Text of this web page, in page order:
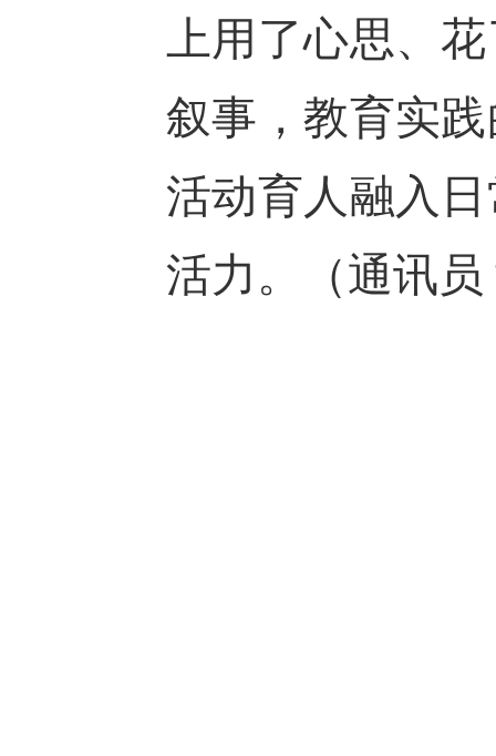
上用了心思、
叙事，教育实
活动育人融入
活力。
（通讯员